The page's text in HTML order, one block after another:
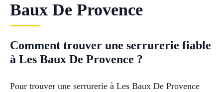
Baux De Provence
Comment trouver une serrurerie fiable
à Les Baux De Provence ?
Pour trouver une serrurerie à Les Baux De Provence